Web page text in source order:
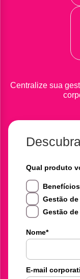
Centralize sua
Qual produto
Gestão
Gestão
Nome*
E-mail